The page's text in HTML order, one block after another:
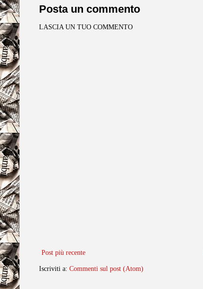
Posta un commento
LASCIA UN TUO COMMENTO
Post più recente
Iscriviti a: Commenti sul post (Atom)